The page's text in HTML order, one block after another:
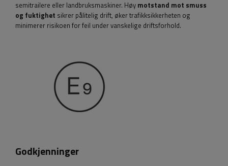
semitrailere eller landbruksmaskiner. Høy motstand mot smuss
og fuktighet sikrer pålitelig drift, øker trafikksikkerheten og
minimerer risikoen for feil under vanskelige driftsforhold.
Godkjenninger